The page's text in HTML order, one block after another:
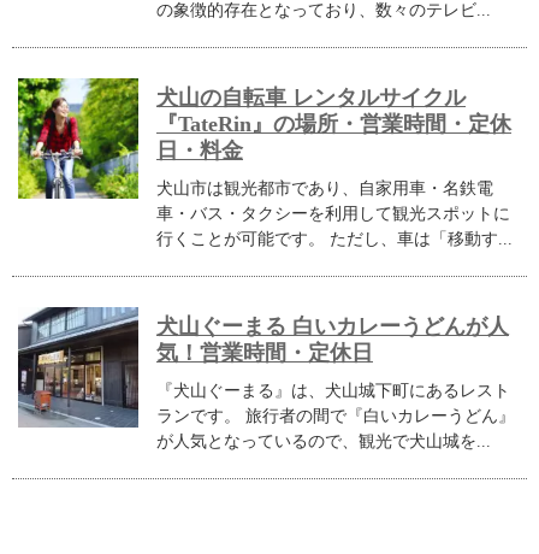
の象徴的存在となっており、数々のテレビ...
犬山の自転車 レンタルサイクル
『TateRin』の場所・営業時間・定休
日・料金
犬山市は観光都市であり、自家用車・名鉄電
車・バス・タクシーを利用して観光スポットに
行くことが可能です。 ただし、車は「移動す...
犬山ぐーまる 白いカレーうどんが人
気！営業時間・定休日
『犬山ぐーまる』は、犬山城下町にあるレスト
ランです。 旅行者の間で『白いカレーうどん』
が人気となっているので、観光で犬山城を...